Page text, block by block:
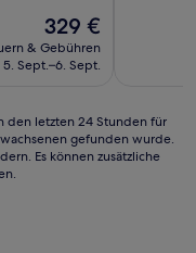
Der
Preis
beträgt
329 €
& Gebühren
5. Sept.–6. Sept.
den letzten 24 Stunden für
gefunden wurde.
Es können zusätzliche